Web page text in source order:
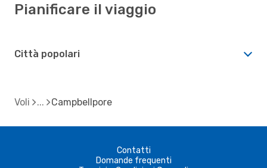
Pianificare il viaggio
Città popolari
Voli Campbellpore
Contatti
Domande frequenti